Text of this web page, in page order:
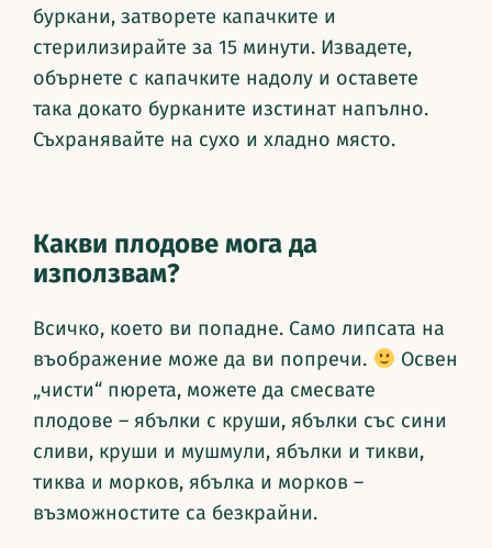
буркани, затворете капачките и
стерилизирайте за 15 минути. Извадете,
обърнете с капачките надолу и оставете
така докато бурканите изстинат напълно.
Съхранявайте на сухо и хладно място.
Какви плодове мога да
използвам?
Всичко, което ви попадне. Само липсата на
въображение може да ви попречи.
Освен
„чисти“ пюрета, можете да смесвате
плодове – ябълки с круши, ябълки със сини
сливи, круши и мушмули, ябълки и тикви,
тиква и морков, ябълка и морков –
възможностите са безкрайни.